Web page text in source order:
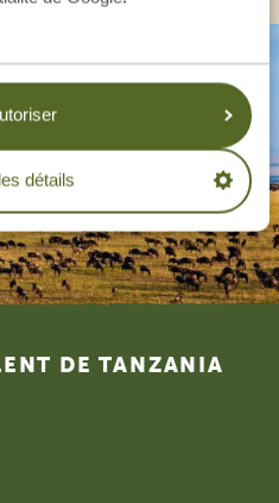
détails
DE TANZANIA